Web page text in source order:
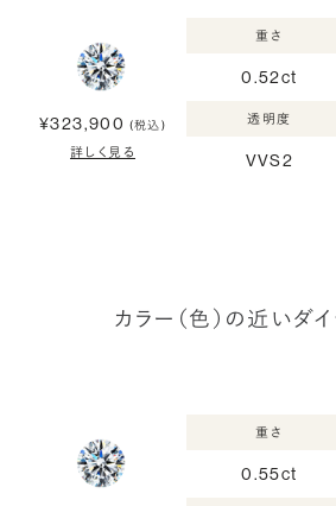
¥323,900 (税込)
詳しく見る
重さ
0.52ct
透明度
VVS2
カラー（色）の近いダ
重さ
0.55ct